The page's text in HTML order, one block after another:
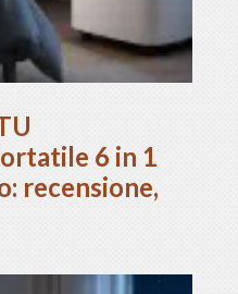
6 in 1
recensione,